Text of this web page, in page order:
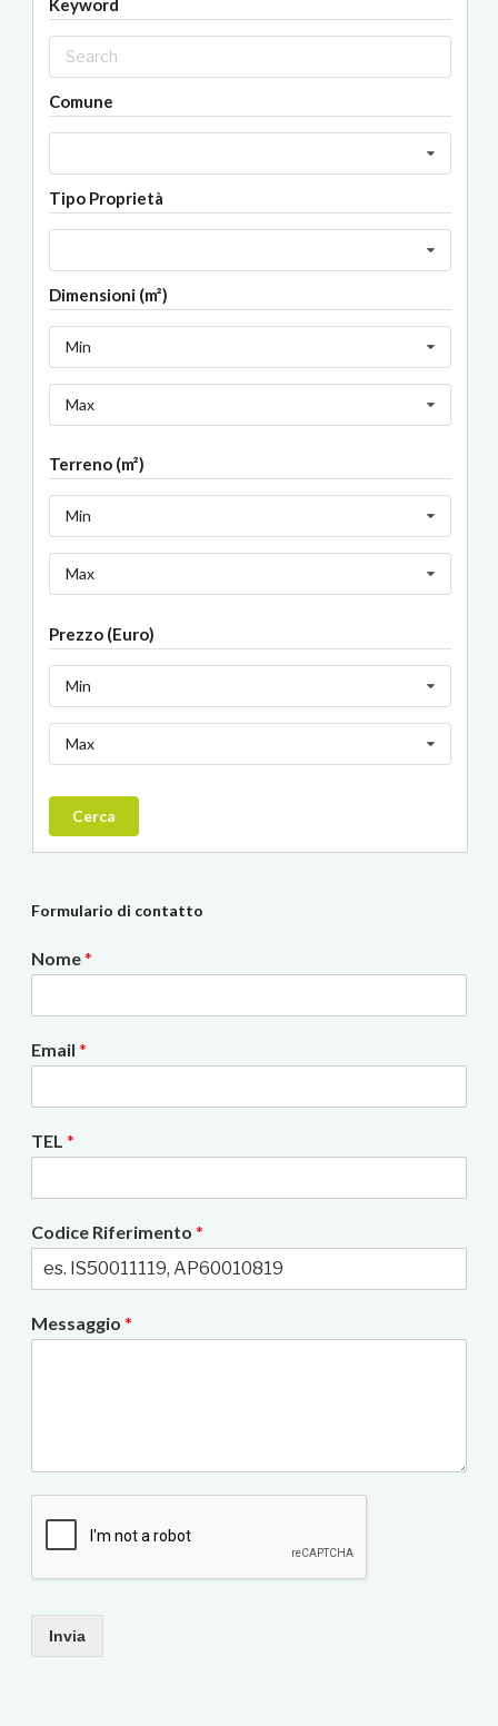
Keyword
Comune
Tipo Proprietà
Dimensioni (m²)
Min
Max
Terreno (m²)
Min
Max
Prezzo (Euro)
Min
Max
Cerca
Formulario di contatto
Nome*
Email *
TEL *
Codice Riferimento *
Messaggio *
Invia